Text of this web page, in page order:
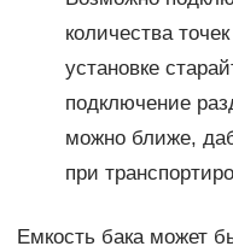
количества
установке
подключение
можно ближе,
при
Емкость бака может